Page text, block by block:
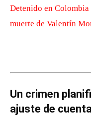
Detenido en
muerte de Valentín
Un crimen
ajuste de